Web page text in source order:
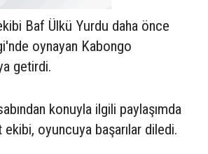
Baf Ülkü Yurdu daha önce
oynayan Kabongo
getirdi.
konuyla ilgili paylaşımda
oyuncuya başarılar diledi.